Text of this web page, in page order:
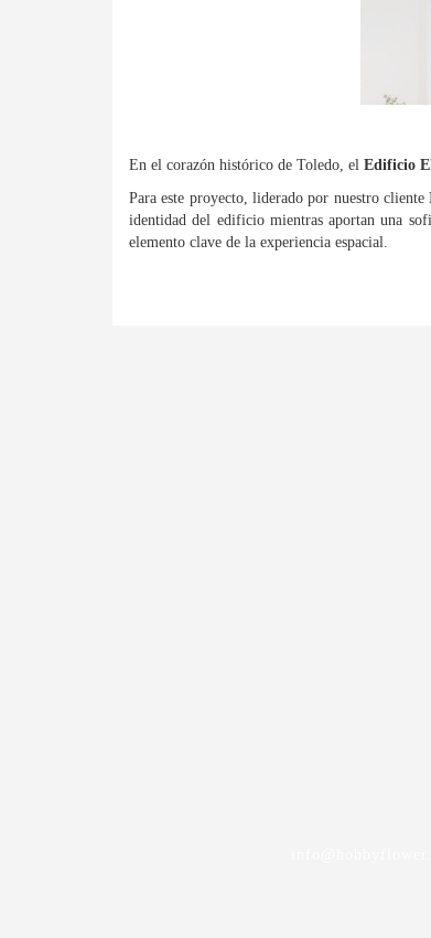
En el corazón histórico de Toledo, el Edificio
Para este proyecto, liderado por nuestro cliente
identidad del edificio mientras aportan una
elemento clave de la experiencia espacial.